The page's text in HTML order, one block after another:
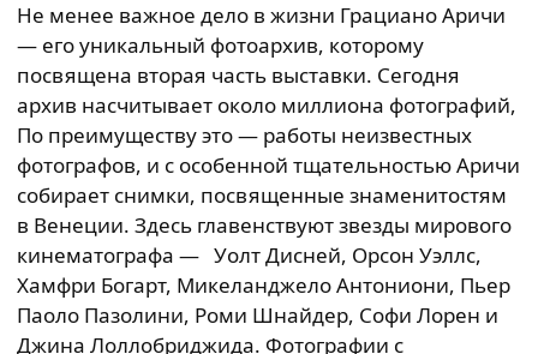
Не менее важное дело в жизни Грациано Аричи
— его уникальный фотоархив, которому
посвящена вторая часть выставки. Сегодня
архив насчитывает около миллиона фотографий,
По преимуществу это — работы неизвестных
фотографов, и с особенной тщательностью Аричи
собирает снимки, посвященные знаменитостям
в Венеции. Здесь главенствуют звезды мирового
кинематографа — Уолт Дисней, Орсон Уэллс,
Хамфри Богарт, Микеланджело Антониони, Пьер
Паоло Пазолини, Роми Шнайдер, Софи Лорен и
Джина Лоллобриджида. Фотографии с